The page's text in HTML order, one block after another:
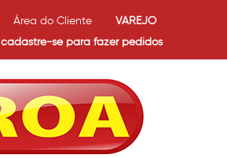
cadastre-se para fazer pedidos
Área do Cliente VAREJO